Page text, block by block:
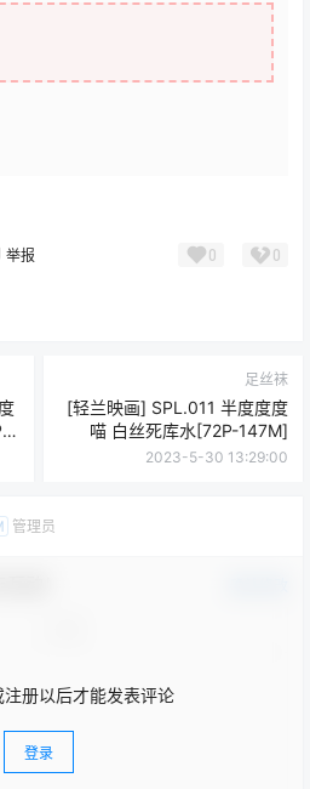
举报 0 0
足丝袜
[轻兰映画] SPL.011 半度度度
喵 白丝死库水[72P-147M]
2023-5-30 13:29:00
管理员
册以后才能发表评论
登录